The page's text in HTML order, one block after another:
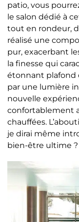
patio, vous
le salon dédié à
tout en rondeur,
réalisé une
pur, exacerbant
la finesse qui
étonnant plafond
par une lumière
nouvelle
confortablement
chauffées.
je dirai même
bien-être ultime ?